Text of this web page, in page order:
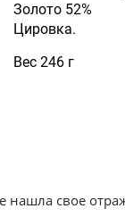
Золото 52%
Цировка.
Вес 246 г
свое